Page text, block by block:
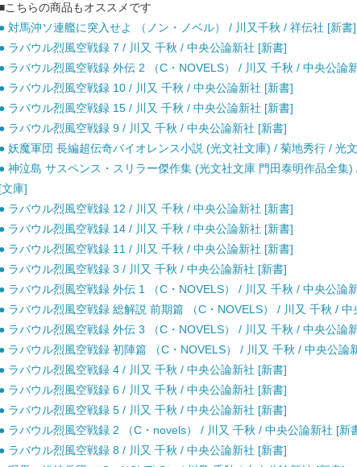
こちらの商品もオススメです
● 対馬沖ソ連艦に突入せよ （ノン・ノベル） / 川又千秋 / 祥伝社 [新書]
● ラバウル烈風空戦録 7 / 川又 千秋 / 中央公論新社 [新書]
● ラバウル烈風空戦録 外伝 2 （C・NOVELS） / 川又 千秋 / 中央公論
● ラバウル烈風空戦録 10 / 川又 千秋 / 中央公論新社 [新書]
● ラバウル烈風空戦録 15 / 川又 千秋 / 中央公論新社 [新書]
● ラバウル烈風空戦録 9 / 川又 千秋 / 中央公論新社 [新書]
● 妖魔軍団 長編超伝奇バイオレンス小説 (光文社文庫) / 菊地秀行 / 光
● 神泣島 サスペンス・スリラー傑作集 (光文社文庫 門田泰明作品全集)
[文庫]
● ラバウル烈風空戦録 12 / 川又 千秋 / 中央公論新社 [新書]
● ラバウル烈風空戦録 14 / 川又 千秋 / 中央公論新社 [新書]
● ラバウル烈風空戦録 11 / 川又 千秋 / 中央公論新社 [新書]
● ラバウル烈風空戦録 3 / 川又 千秋 / 中央公論新社 [新書]
● ラバウル烈風空戦録 外伝 1 （C・NOVELS） / 川又 千秋 / 中央公論
● ラバウル烈風空戦録 総解説 前期篇 （C・NOVELS） / 川又 千秋 / 中
● ラバウル烈風空戦録 外伝 3 （C・NOVELS） / 川又 千秋 / 中央公論
● ラバウル烈風空戦録 初陣篇 （C・NOVELS） / 川又 千秋 / 中央公論
● ラバウル烈風空戦録 4 / 川又 千秋 / 中央公論新社 [新書]
● ラバウル烈風空戦録 6 / 川又 千秋 / 中央公論新社 [新書]
● ラバウル烈風空戦録 5 / 川又 千秋 / 中央公論新社 [新書]
● ラバウル烈風空戦録 2 （C・novels） / 川又 千秋 / 中央公論新社 [新
● ラバウル烈風空戦録 8 / 川又 千秋 / 中央公論新社 [新書]